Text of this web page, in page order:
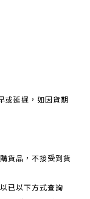
或延遲，如因貨期
貨品，不接受到貨
已以下方式查詢